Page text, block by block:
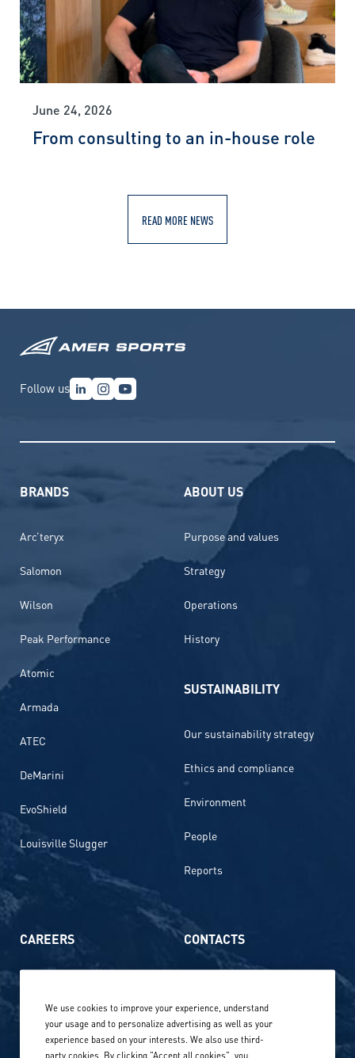
June 24, 2026
From consulting to an in-house role
READ MORE NEWS
Follow us
BRANDS
Arc’teryx
Salomon
Wilson
Peak Performance
Atomic
Armada
ATEC
DeMarini
EvoShield
Louisville Slugger
ABOUT US
Purpose and values
Strategy
Operations
History
SUSTAINABILITY
Our sustainability strategy
Ethics and compliance
Environment
People
Reports
CAREERS
Our locations globally
Career stories
CONTACTS
We use cookies to improve your experience, understand
your usage and to personalize advertising as well as your
experience based on your interests. We also use third-